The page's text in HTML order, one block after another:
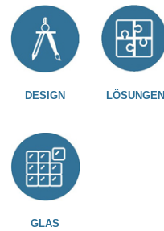
DESIGN LÖSUNGEN
GLAS